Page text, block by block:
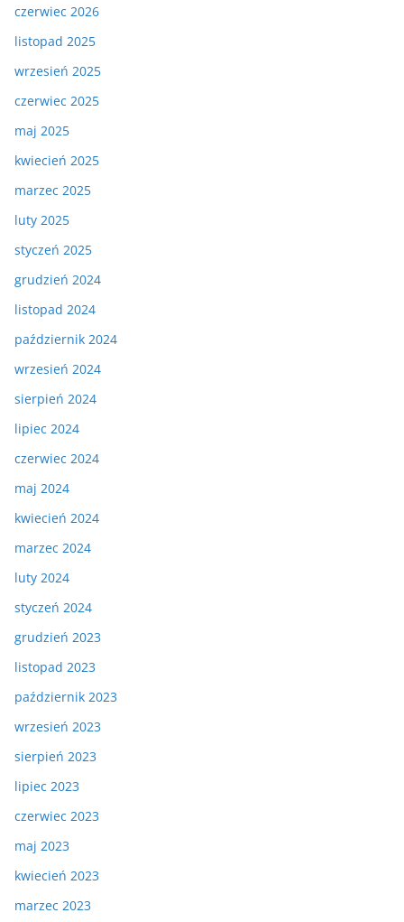
czerwiec 2026
listopad 2025
wrzesień 2025
czerwiec 2025
maj 2025
kwiecień 2025
marzec 2025
luty 2025
styczeń 2025
grudzień 2024
listopad 2024
październik 2024
wrzesień 2024
sierpień 2024
lipiec 2024
czerwiec 2024
maj 2024
kwiecień 2024
marzec 2024
luty 2024
styczeń 2024
grudzień 2023
listopad 2023
październik 2023
wrzesień 2023
sierpień 2023
lipiec 2023
czerwiec 2023
maj 2023
kwiecień 2023
marzec 2023